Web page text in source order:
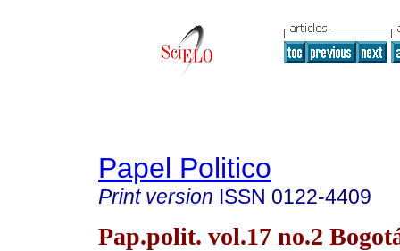
Papel Politico
Print version ISSN 0122-4409
Pap.polit. vol.17 no.2